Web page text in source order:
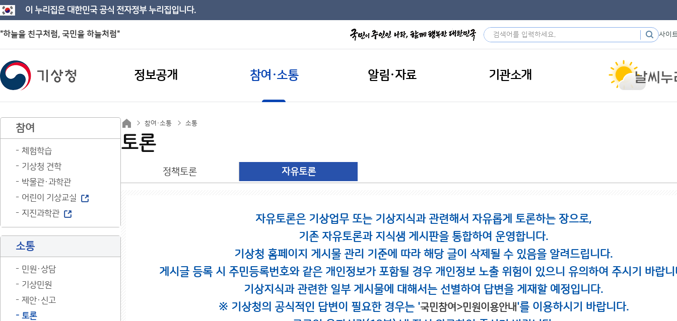
이 누리집은 대한민국 공식 전자정부 누리집입니다.
"하늘을 친구처럼, 국민을 하늘처럼" 사이
정보공개 참여·소통 알림·자료 기관소개
참여
체험학습
기상청 견학
박물관·과학관
어린이 기상교실
지진과학관
소통
민원·상담
기상민원
제안·신고
토론
참여·소통 소통
토론
정책토론 자유토론
자유토론은 기상업무 또는 기상지식과 관련해서 자유롭게 토론하는 장으로,
기존 자유토론과 지식샘 게시판을 통합하여 운영합니다.
기상청 홈페이지 게시물 관리 기준에 따라 해당 글이 삭제될 수 있음을 알려드립니다.
게시글 등록 시 주민등록번호와 같은 개인정보가 포함될 경우 개인정보 노출 위험이 있으니 유의하여 주시기 바랍니
기상지식과 관련한 일부 게시물에 대해서는 선별하여 답변을 게재할 예정입니다.
※ 기상청의 공식적인 답변이 필요한 경우는 '국민참여>민원이용안내'를 이용하시기 바랍니다.